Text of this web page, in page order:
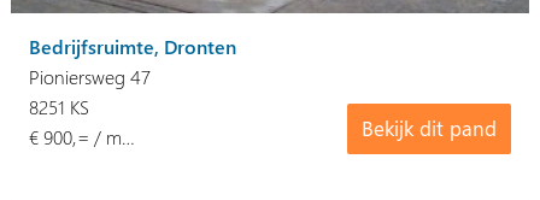
Bedrijfsruimte, Dronten
Pioniersweg 47
Bekijk dit pand
8251 KS
€ 900,= / m…